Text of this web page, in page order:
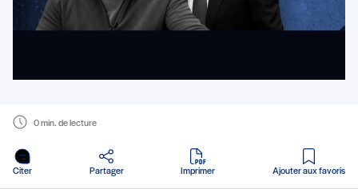
0 min. de lecture
Citer Partager Imprimer
en PDF
Ajouter aux favoris